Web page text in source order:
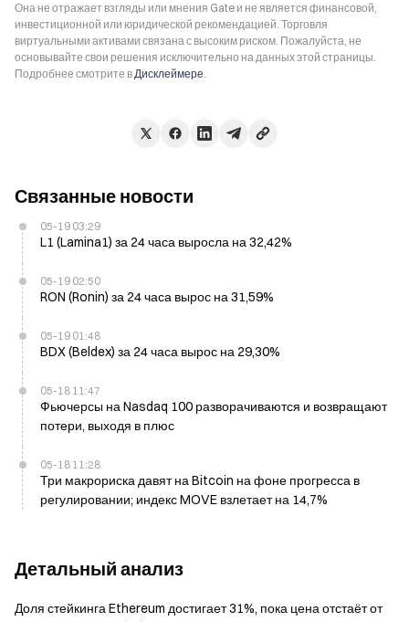
Она не отражает взгляды или мнения Gate и не является финансовой,
инвестиционной или юридической рекомендацией. Торговля
виртуальными активами связана с высоким риском. Пожалуйста, не
основывайте свои решения исключительно на данных этой страницы.
Подробнее смотрите вДисклеймере.
Связанные новости
05-19 03:29
L1 (Lamina1) за 24 часа выросла на 32,42%
05-19 02:50
RON (Ronin) за 24 часа вырос на 31,59%
05-19 01:48
BDX (Beldex) за 24 часа вырос на 29,30%
05-18 11:47
Фьючерсы на Nasdaq 100 разворачиваются и возвращают
потери, выходя в плюс
05-18 11:28
Три макрориска давят на Bitcoin на фоне прогресса в
регулировании; индекс MOVE взлетает на 14,7%
Детальный анализ
Доля стейкинга Ethereum достигает 31%, пока цена отстаёт от